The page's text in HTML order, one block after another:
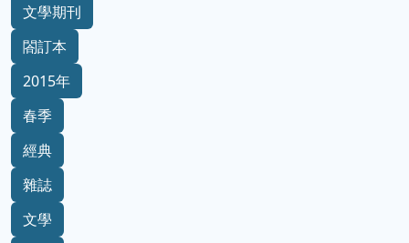
文學期刊
閤訂本
2015年
春季
經典
雜誌
文學